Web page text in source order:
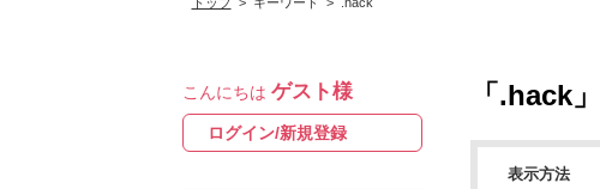
CD / Blu-ray
プロジェクトアイマス ヴイアライヴ
テイルズ オブ シリーズ
スサノオマ
ドラゴンボー
こんにちは ゲスト様
ログイン/新規登録
「.hack
表示方法